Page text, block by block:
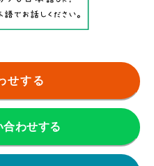
せする
合わせする